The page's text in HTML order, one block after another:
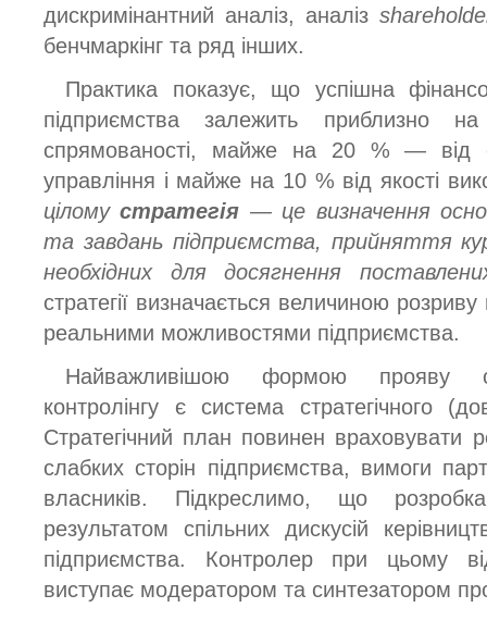
дискримінантний аналіз, аналіз
бенчмаркінг та ряд інших.
Практика показує, що успішна
підприємства залежить приблизно
спрямованості, майже на 20 % — від
управління і майже на 10 % від якості
ціломустратегія — це визначення
та завдань підприємства, прийняття
необхідних для досягнення
стратегії визначається величиною
реальними можливостями підприємства.
Найважливішою формою прояву
контролінгу є система стратегічного
Стратегічний план повинен враховувати
слабких сторін підприємства, вимоги
власників. Підкреслимо, що
результатом спільних дискусій
підприємства. Контролер при цьому
виступає модератором та синтезатором